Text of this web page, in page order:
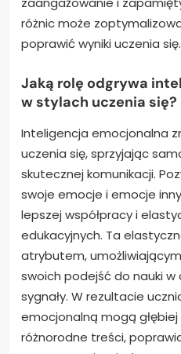
różnic może
poprawić wyniki uczenia się.
Jaką rolę odgrywa
w stylach uczenia się?
Inteligencja emocjonalna
uczenia się, sprzyjając
skutecznej komunikacji.
swoje emocje i emocje
lepszej współpracy i
edukacyjnych. Ta
atrybutem,
swoich podejść do nauki
sygnały. W rezultacie
emocjonalną mogą
różnorodne treści,